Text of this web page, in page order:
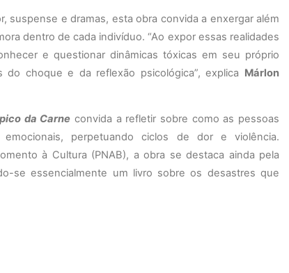
suspense e dramas, esta obra convida a enxergar além
dentro de cada indivíduo.“Ao expor essas realidades
e questionar dinâmicas tóxicas em seu próprio
choque e da reflexão psicológica”, explica Márlon
da Carne convida a refletir sobre como as pessoas
perpetuando ciclos de dor e violência.
à Cultura (PNAB), a obra se destaca ainda pela
se essencialmente um livro sobre os desastres que